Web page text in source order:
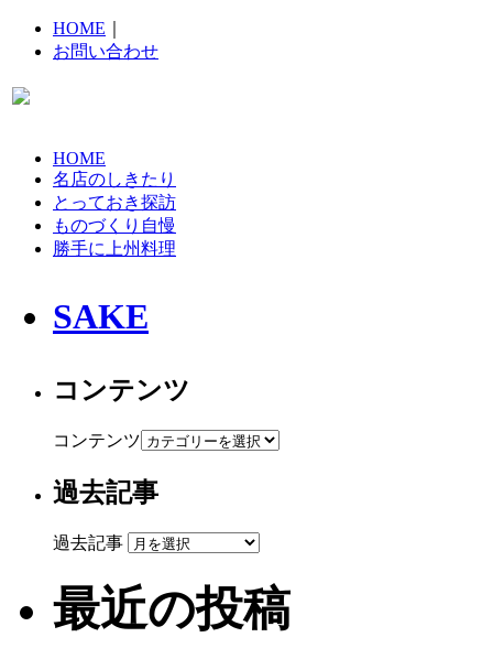
HOME
お問い合わせ
HOME
名店のしきたり
とっておき探訪
ものづくり自慢
勝手に上州料理
SAKE
コンテンツ
コンテンツ
過去記事
過去記事
最近の投稿